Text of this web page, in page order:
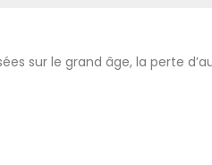
sur le grand âge, la perte